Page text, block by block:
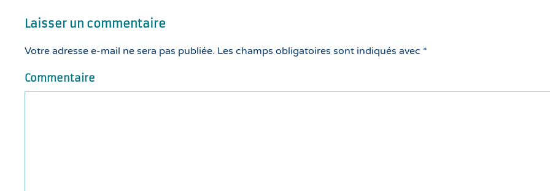
Laisser un commentaire
Votre adresse e-mail ne sera pas publiée. Les champs obligatoires sont indiqués avec *
Commentaire